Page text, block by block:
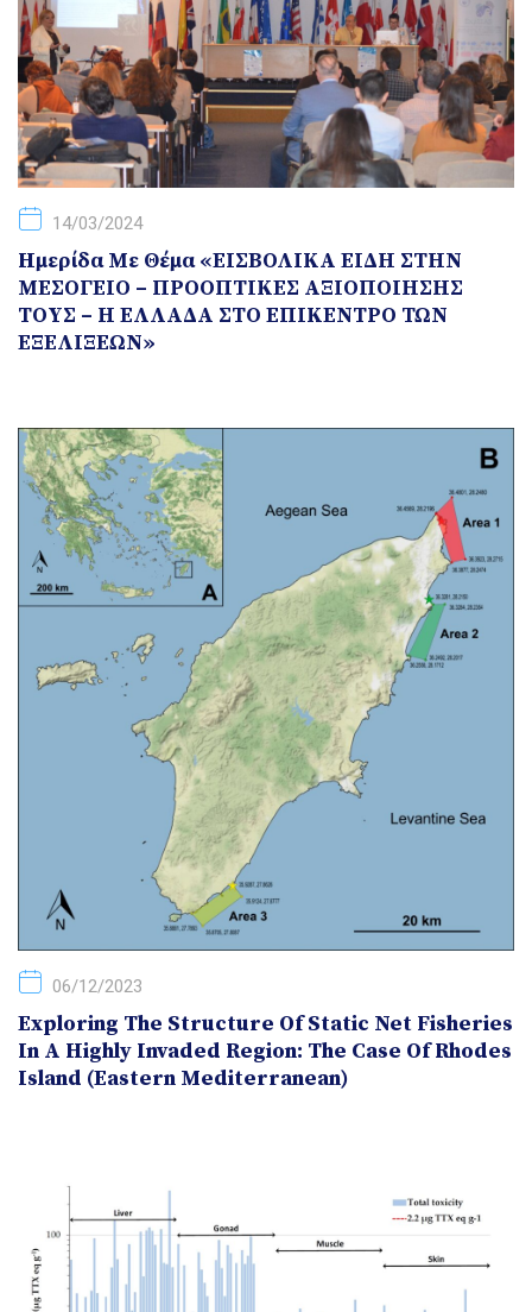
14/03/2024
Hμερίδα Με Θέμα «ΕΙΣΒΟΛΙΚΑ ΕΙΔΗ ΣΤΗΝ
ΜΕΣΟΓΕΙΟ – ΠΡΟΟΠΤΙΚΕΣ ΑΞΙΟΠΟΙΗΣΗΣ
ΤΟΥΣ – Η ΕΛΛΑΔΑ ΣΤΟ ΕΠΙΚΕΝΤΡΟ ΤΩΝ
ΕΞΕΛΙΞΕΩΝ»
06/12/2023
Exploring The Structure Of Static Net Fisheries
In A Highly Invaded Region: The Case Of Rhodes
Island (Eastern Mediterranean)